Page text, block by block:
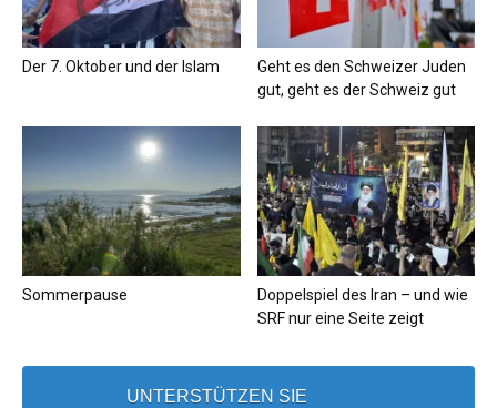
Der 7. Oktober und der Islam
Geht es den Schweizer Juden
gut, geht es der Schweiz gut
Sommerpause
Doppelspiel des Iran – und wie
SRF nur eine Seite zeigt
UNTERSTÜTZEN SIE